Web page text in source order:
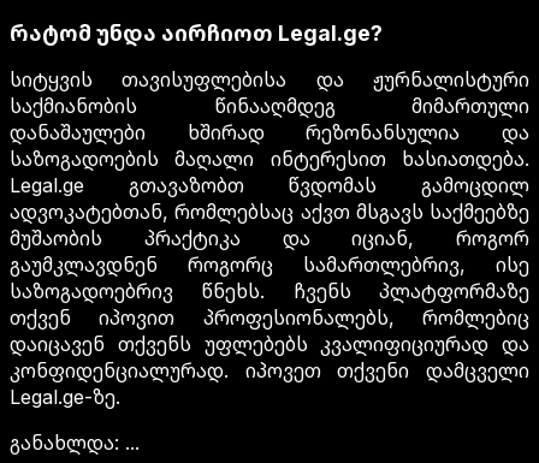
რატომ უნდა აირჩიოთ Legal.ge?
სიტყვის თავისუფლებისა და ჟურნალისტური
საქმიანობის წინააღმდეგ მიმართული
დანაშაულები ხშირად რეზონანსულია და
საზოგადოების მაღალი ინტერესით ხასიათდება.
Legal.ge გთავაზობთ წვდომას გამოცდილ
ადვოკატებთან, რომლებსაც აქვთ მსგავს საქმეებზე
მუშაობის პრაქტიკა და იციან, როგორ
გაუმკლავდნენ როგორც სამართლებრივ, ისე
საზოგადოებრივ წნეხს. ჩვენს პლატფორმაზე
თქვენ იპოვით პროფესიონალებს, რომლებიც
დაიცავენ თქვენს უფლებებს კვალიფიციურად და
კონფიდენციალურად. იპოვეთ თქვენი დამცველი
Legal.ge-ზე.
განახლდა: ...